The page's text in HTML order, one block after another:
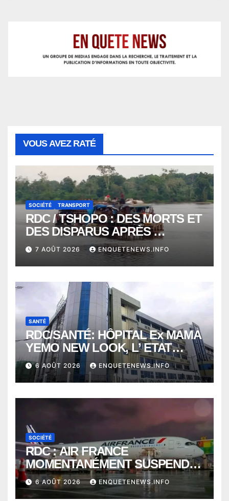
VOUS AVEZ RATÉ
SOCIÉTÉ TRANSPORT
RDC / TSHOPO : DES MORTS ET
DES DISPARUS APRÈS
NAUFRAGE D’UNE BALEINIERE
À QUELQUES KILOMÈTRES DE
KISANGANI
7 AOÛT 2026 ENQUETENEWS.INFO
SANTÉ
RDC/SANTÉ: HÔPITAL Ex MAMA
YEMO NEW LOOK, L’ ETAT
PERD LE CONTROLE
6 AOÛT 2026 ENQUETENEWS.INFO
SOCIÉTÉ
RDC : AIR FRANCE
MOMENTANÉMENT SUSPENDU
ENTRE KINSHASA ET PARIS ?
6 AOÛT 2026 ENQUETENEWS.INFO